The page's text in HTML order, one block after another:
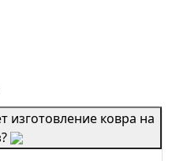
изготовление ковра на